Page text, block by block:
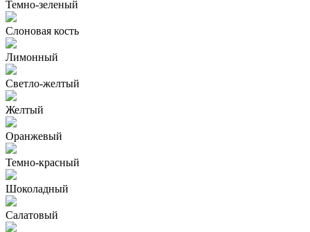
Темно-зеленый
Слоновая кость
Лимонный
Светло-желтый
Желтый
Оранжевый
Темно-красный
Шоколадный
Салатовый